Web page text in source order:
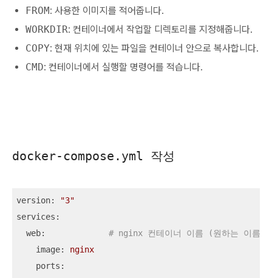
FROM: 사용한 이미지를 적어줍니다.
WORKDIR: 컨테이너에서 작업할 디렉토리를 지정해줍니다.
COPY: 현재 위치에 있는 파일을 컨테이너 안으로 복사합니다.
CMD: 컨테이너에서 실행할 명령어를 적습니다.
docker-compose.yml 작성
version:
"3"
services:
web:
# nginx 컨테이너 이름 (원하는 이름)
image:
nginx
ports: